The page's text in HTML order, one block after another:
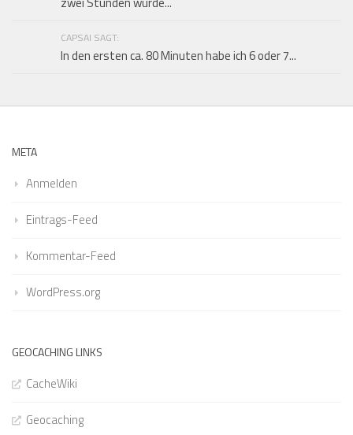
CAPSAI SAGT:
In den ersten ca. 80 Minuten habe ich 6 oder 7...
META
Anmelden
Eintrags-Feed
Kommentar-Feed
WordPress.org
GEOCACHING LINKS
CacheWiki
Geocaching